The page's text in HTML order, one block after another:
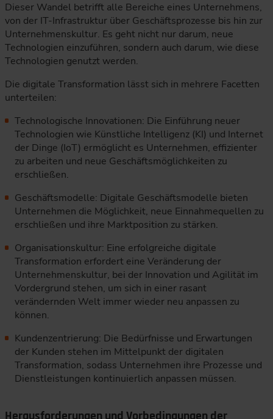
Dieser Wandel betrifft alle Bereiche eines Unternehmens,
von der IT-Infrastruktur über Geschäftsprozesse bis hin zur
Unternehmenskultur. Es geht nicht nur darum, neue
Technologien einzuführen, sondern auch darum, wie diese
Technologien genutzt werden.
Die digitale Transformation lässt sich in mehrere Facetten
unterteilen:
Technologische Innovationen: Die Einführung neuer
Technologien wie Künstliche Intelligenz (KI) und Internet
der Dinge (IoT) ermöglicht es Unternehmen, effizienter
zu arbeiten und neue Geschäftsmöglichkeiten zu
erschließen.
Geschäftsmodelle: Digitale Geschäftsmodelle bieten
Unternehmen die Möglichkeit, neue Einnahmequellen zu
erschließen und ihre Marktposition zu stärken.
Organisationskultur: Eine erfolgreiche digitale
Transformation erfordert eine Veränderung der
Unternehmenskultur, bei der Innovation und Agilität im
Vordergrund stehen, um sich in einer rasant
verändernden Welt immer wieder neu anpassen zu
können.
Kundenzentrierung: Die Bedürfnisse und Erwartungen
der Kunden stehen im Mittelpunkt der digitalen
Transformation, sodass Unternehmen ihre Prozesse und
Dienstleistungen kontinuierlich anpassen müssen.